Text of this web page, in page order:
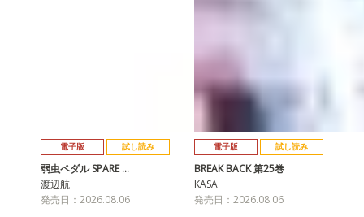
電子版 試し読み
弱虫ペダル SPARE …
渡辺航
発売日：2026.08.06
電子版 試し読み
BREAK BACK 第25巻
KASA
発売日：2026.08.06